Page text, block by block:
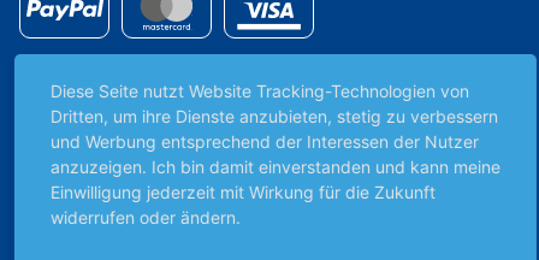
Premiumpartner
der DEG
Diese Seite nutzt Website Tracking-Technologien von
Dritten, um ihre Dienste anzubieten, stetig zu verbessern
und Werbung entsprechend der Interessen der Nutzer
anzuzeigen. Ich bin damit einverstanden und kann meine
Einwilligung jederzeit mit Wirkung für die Zukunft
widerrufen oder ändern.